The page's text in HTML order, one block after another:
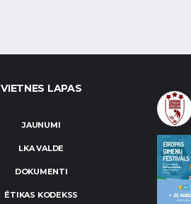
VIETNES LAPAS
JAUNUMI
LKA VALDE
DOKUMENTI
ĒTIKAS KODEKSS